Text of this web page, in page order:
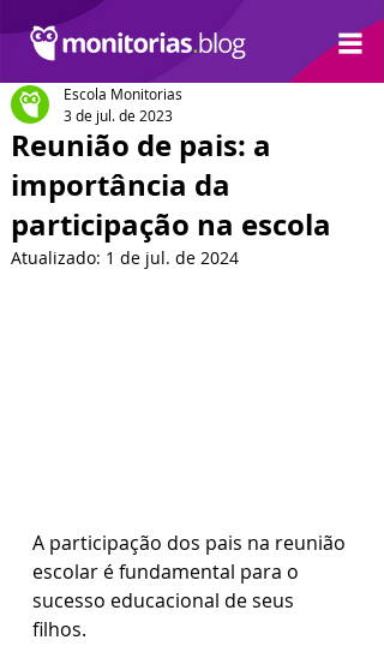
Reunião de pais: a
importância da
participação na escola
Escola Monitorias
3 de jul. de 2023
Atualizado: 1 de jul. de 2024
A participação dos pais na reunião
escolar é fundamental para o
sucesso educacional de seus
filhos.